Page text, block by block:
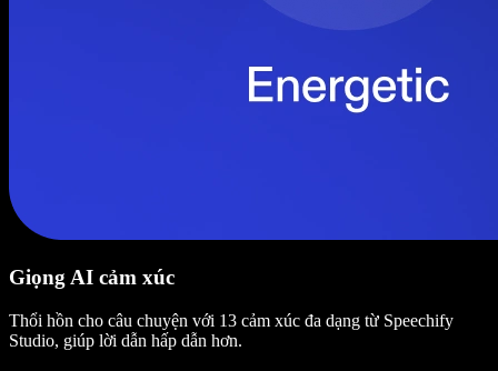
Giọng AI cảm xúc
Thổi hồn cho câu chuyện với 13 cảm xúc đa dạng từ Speechify
Studio, giúp lời dẫn hấp dẫn hơn.